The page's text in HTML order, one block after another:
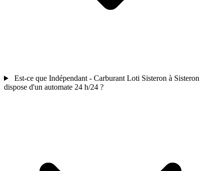
Est-ce que Indépendant - Carburant Loti Sisteron à Sisteron
dispose d'un automate 24 h/24 ?